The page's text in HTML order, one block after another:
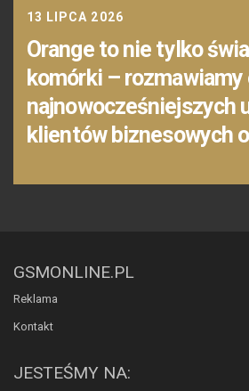
13 LIPCA 2026
Orange to nie tylko
komórki – rozmawiamy
najnowocześniejszych
klientów biznesowych
GSMONLINE.PL
Reklama
Kontakt
JESTEŚMY NA: